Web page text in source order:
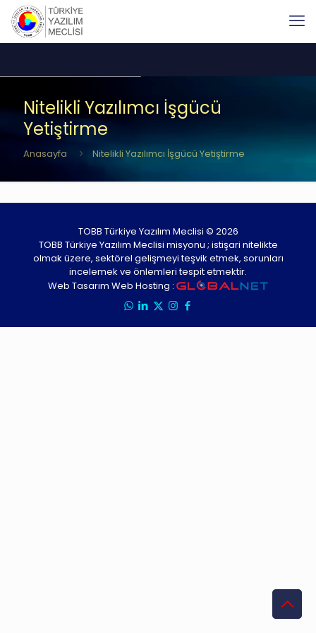
Nitelikli Yazılımcı İşgücü
Yetiştirme
Anasayfa Nitelikli Yazılımcı İşgücü Yetiştirme
TOBB Türkiye Yazılım Meclisi © 2026
TOBB Türkiye Yazılım Meclisi misyonu ; istişari nitelikte
olmak üzere, sektörel gelişmeyi teşvik etmek, sorunları
incelemek ve önlemleri tespit etmektir.
Web Tasarım Web Hosting :